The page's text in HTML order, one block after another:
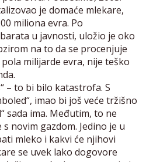
je domaće mlekare,
miliona evra. Po
u javnosti, uložio je oko
na to da se procenjuje
milijarde evra, nije teško
– to bi bilo katastrofa. S
imao bi još veće tržišno
sada ima. Međutim, to ne
novim gazdom. Jedino je u
mleko i kakvi će njihovi
se uvek lako dogovore